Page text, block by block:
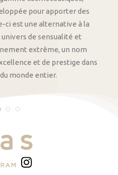
pour apporter des
ci est une alternative à la
de sensualité et
extrême, un nom
et de prestige dans
monde entier.